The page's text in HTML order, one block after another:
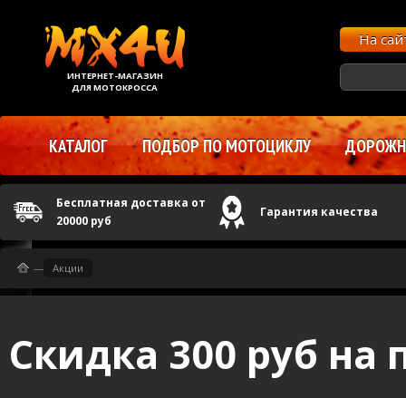
Скидка 300 руб на
— Акции
ИНТЕРНЕТ-МАГАЗИН
ДЛЯ МОТОКРОССА
На
КАТАЛОГ ПОДБОР ПО МОТОЦИКЛУ
Бесплатная доставка от
20000 руб
Гарантия качества